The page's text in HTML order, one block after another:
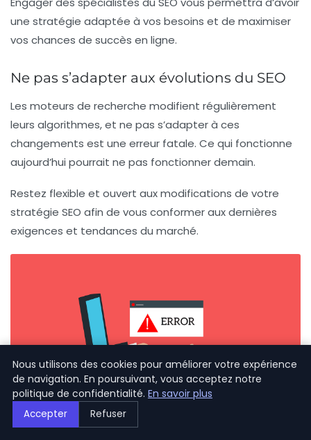
une stratégie adaptée à vos besoins et de maximiser
vos chances de succès en ligne.
Ne pas s’adapter aux évolutions du SEO
Les moteurs de recherche modifient régulièrement
leurs algorithmes, et ne pas s’adapter à ces
changements est une erreur fatale. Ce qui fonctionne
aujourd’hui pourrait ne pas fonctionner demain.
Restez flexible et ouvert aux modifications de votre
stratégie SEO afin de vous conformer aux dernières
exigences et tendances du marché.
Nous utilisons des cookies pour améliorer votre expérience
de navigation. En poursuivant, vous acceptez notre
politique de confidentialité. En savoir plus
Accepter Refuser